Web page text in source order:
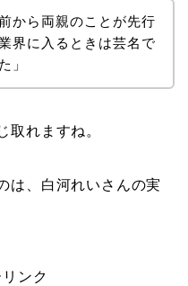
から両親のことが先行
界に入るときは芸名で
」
取れますね。
は、白河れいさんの実
ンク